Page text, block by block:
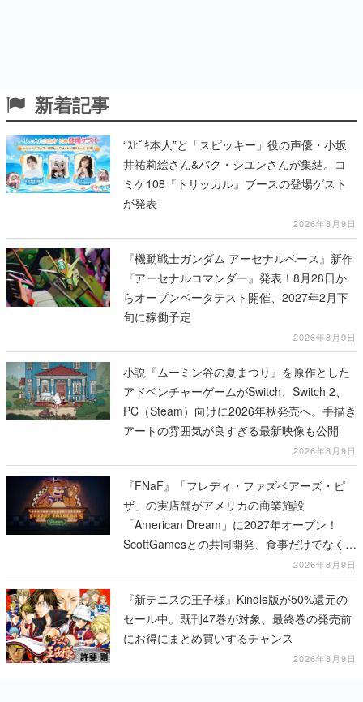
ミケ108『トリッカル』ブースの登場ゲスト
が発表
2026年8月9日
『機動戦士ガンダム アーセナルベース』新作
『アーセナルコマンダー』発表！8月28日か
らオープンベータテスト開催、2027年2月下
旬に稼働予定
2026年8月9日
小説『ムーミン谷の夏まつり』を原作とした
アドベンチャーゲームがSwitch、Switch 2、
PC（Steam）向けに2026年秋発売へ。手描き
アートの雰囲気が良すぎる最新映像も公開
2026年8月9日
『FNaF』「フレディ・ファズベアーズ・ピ
ザ」の実店舗がアメリカの商業施設
「American Dream」に2027年オープン！
ScottGamesとの共同開発、食事だけでなくス
テージショーや没入型のホラー体験も楽しめ
る
2026年8月9日
『新テニスの王子様』Kindle版が50%還元の
セール中。既刊47巻が対象、最終巻の発売前
にお得にまとめ買いするチャンス
2026年8月9日
カテゴリーピックアップ